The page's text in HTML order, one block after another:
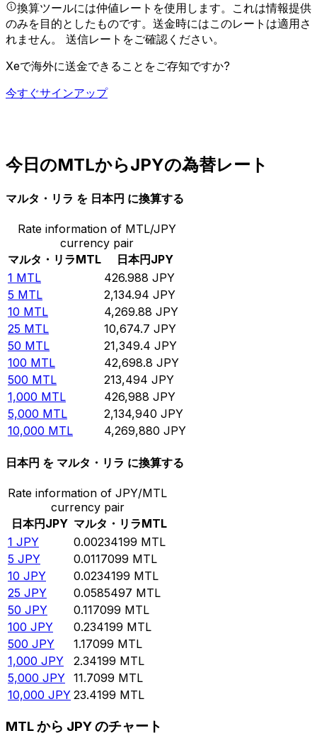
換算ツールには仲値レートを使用します。これは情報提供
のみを目的としたものです。送金時にはこのレートは適用さ
れません。 送信レートをご確認ください。
Xeで海外に送金できることをご存知ですか?
今すぐサインアップ
今日のMTLからJPYの為替レート
マルタ・リラ を 日本円 に換算する
Rate information of MTL/JPY
currency pair
マルタ・リラMTL 日本円 JPY
1 MTL 426.988 JPY
5 MTL 2,134.94 JPY
10 MTL 4,269.88 JPY
25 MTL 10,674.7 JPY
50 MTL 21,349.4 JPY
100 MTL 42,698.8 JPY
500 MTL 213,494 JPY
1,000 MTL 426,988 JPY
5,000 MTL 2,134,940 JPY
10,000 MTL 4,269,880 JPY
日本円 を マルタ・リラ に換算する
Rate information of JPY/MTL
currency pair
日本円JPY マルタ・リラMTL
1 JPY 0.00234199 MTL
5 JPY 0.0117099 MTL
10 JPY 0.0234199 MTL
25 JPY 0.0585497 MTL
50 JPY 0.117099 MTL
100 JPY 0.234199 MTL
500 JPY 1.17099 MTL
1,000 JPY 2.34199 MTL
5,000 JPY 11.7099 MTL
10,000 JPY 23.4199 MTL
MTL から JPY のチャート